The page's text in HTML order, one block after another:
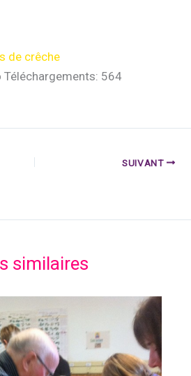
de crêche
Téléchargements: 564
SUIVANT
similaires